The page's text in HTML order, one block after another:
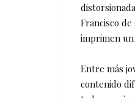
Francisco
imprimen
Entre más
contenido